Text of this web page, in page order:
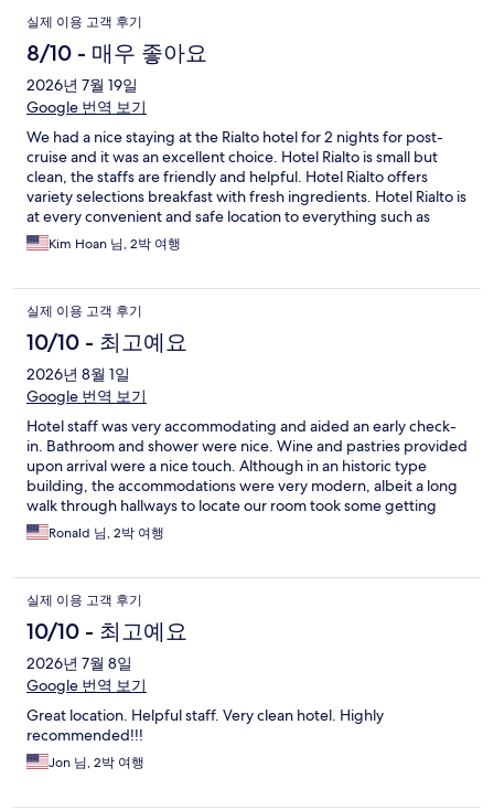
실제 이용 고객 후기
8/10 - 매우 좋아요
2026년 7월 19일
Google 번역 보기
We had a nice staying at the Rialto hotel for 2 nights for post-
cruise and it was an excellent choice. Hotel Rialto is small but
clean, the staffs are friendly and helpful. Hotel Rialto offers
variety selections breakfast with fresh ingredients. Hotel Rialto is
at every convenient and safe location to everything such as
sightseeing, restaurants and shops within a short distance of
walking.
Kim Hoan 님, 2박 여행
실제 이용 고객 후기
10/10 - 최고예요
2026년 8월 1일
Google 번역 보기
Hotel staff was very accommodating and aided an early check-
in. Bathroom and shower were nice. Wine and pastries provided
upon arrival were a nice touch. Although in an historic type
building, the accommodations were very modern, albeit a long
walk through hallways to locate our room took some getting
used to.
Ronald 님, 2박 여행
실제 이용 고객 후기
10/10 - 최고예요
2026년 7월 8일
Google 번역 보기
Great location. Helpful staff. Very clean hotel. Highly
recommended!!!
Jon 님, 2박 여행